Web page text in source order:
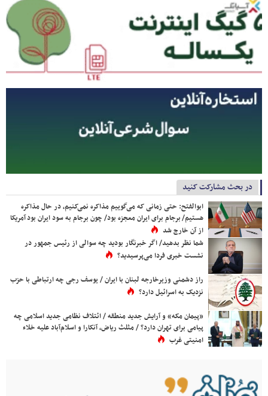
در بحث مشارکت کنید
ابوالفتح: حتی زمانی که می‌گوییم مذاکره نمی‌کنیم، در حال مذاکره
هستیم/ برجام برای ایران معجزه بود/ چون برجام به سود ایران بود آمریکا
از آن خارج شد
شما نظر بدهید/ اگر خبرنگار بودید چه سوالی از رئیس جمهور در
نشست خبری فردا می‌پرسیدید؟
راز دشمنی وزیرخارجه لبنان با ایران / یوسف رجی چه ارتباطی با حزب
نزدیک به اسرائیل دارد؟
«پیمان مکه» و آرایش جدید منطقه / ائتلاف نظامی جدید اسلامی چه
پیامی برای تهران دارد؟ / مثلث ریاض، آنکارا و اسلام‌آباد علیه خلاء
امنیتی غرب